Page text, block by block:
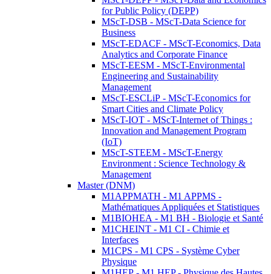
for Public Policy (DEPP)
MScT-DSB - MScT-Data Science for
Business
MScT-EDACF - MScT-Economics, Data
Analytics and Corporate Finance
MScT-EESM - MScT-Environmental
Engineering and Sustainability
Management
MScT-ESCLiP - MScT-Economics for
Smart Cities and Climate Policy
MScT-IOT - MScT-Internet of Things :
Innovation and Management Program
(IoT)
MScT-STEEM - MScT-Energy
Environment : Science Technology &
Management
Master (DNM)
M1APPMATH - M1 APPMS -
Mathématiques Appliquées et Statistiques
M1BIOHEA - M1 BH - Biologie et Santé
M1CHEINT - M1 CI - Chimie et
Interfaces
M1CPS - M1 CPS - Système Cyber
Physique